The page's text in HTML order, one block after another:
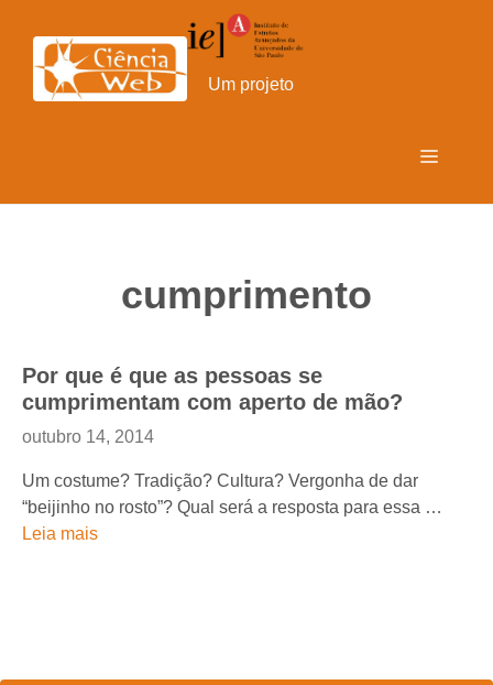
para
conteúdo
Um projeto
Menu
cumprimento
Por que é que as pessoas se
cumprimentam com aperto de mão?
outubro 14, 2014
Um costume? Tradição? Cultura? Vergonha de dar
“beijinho no rosto”? Qual será a resposta para essa …
Leia mais